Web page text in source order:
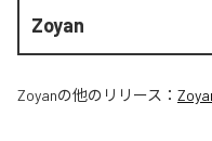
Zoyan
Zoyanの他のリリース：